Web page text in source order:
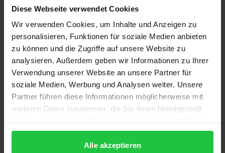
Diese Webseite verwendet Cookies
Wir verwenden Cookies, um Inhalte und Anzeigen zu
personalisieren, Funktionen für soziale Medien anbieten
zu können und die Zugriffe auf unsere Website zu
analysieren. Außerdem geben wir Informationen zu Ihrer
Verwendung unserer Website an unsere Partner für
soziale Medien, Werbung und Analysen weiter. Unsere
Partner führen diese Informationen möglicherweise mit
weiteren Daten zusammen, die Sie ihnen bereitgestellt
gesammelt haben.
Alle akzeptieren
Add to Wish List
Delivery cost notice
Description
The study about Youth Services in Criminal
survey of youth services in this field, provides
empirical data for an important task of youth